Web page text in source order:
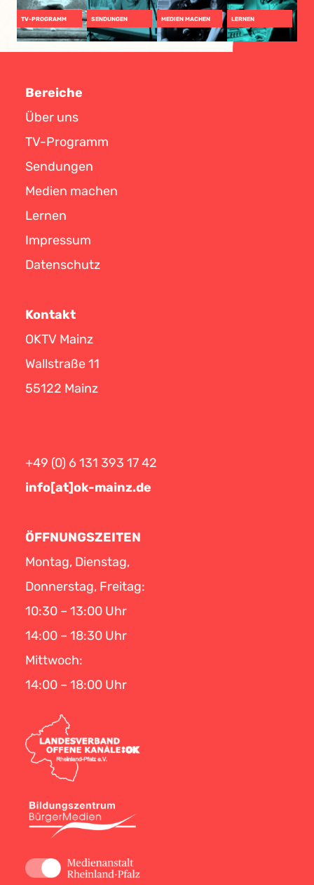
TV-PROGRAMM SENDUNGEN MEDIEN MACHEN LERNEN
Bereiche
Über uns
TV-Programm
Sendungen
Medien machen
Lernen
Impressum
Datenschutz
Kontakt
OKTV Mainz
Wallstraße 11
55122 Mainz
+49 (0) 6 131 393 17 42
info[at]ok-mainz.de
ÖFFNUNGSZEITEN
Montag, Dienstag,
Donnerstag, Freitag:
10:30 – 13:00 Uhr
14:00 – 18:30 Uhr
Mittwoch:
14:00 – 18:00 Uhr